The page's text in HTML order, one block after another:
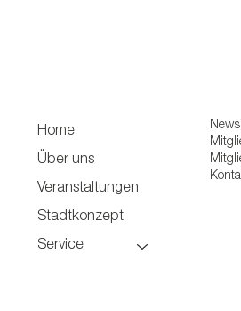
Home
Über uns
Veranstaltungen
Stadtkonzept
Service